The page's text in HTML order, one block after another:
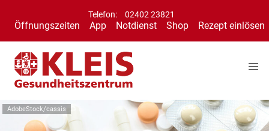
Telefon: 02402 23821
Öffnungszeiten App Notdienst Shop Rezept einlösen
AdobeStock/cassis